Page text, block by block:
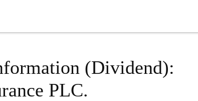
(Dividend):
PLC.